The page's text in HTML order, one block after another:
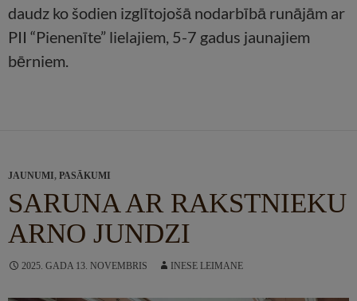
daudz ko šodien izglītojošā nodarbībā runājām ar
PII “Pienenīte” lielajiem, 5-7 gadus jaunajiem
bērniem.
JAUNUMI, PASĀKUMI
SARUNA AR RAKSTNIEKU
ARNO JUNDZI
2025. GADA 13. NOVEMBRIS INESE LEIMANE